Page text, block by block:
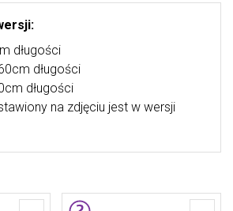
długości
długości
długości
na zdjęciu jest w wersji